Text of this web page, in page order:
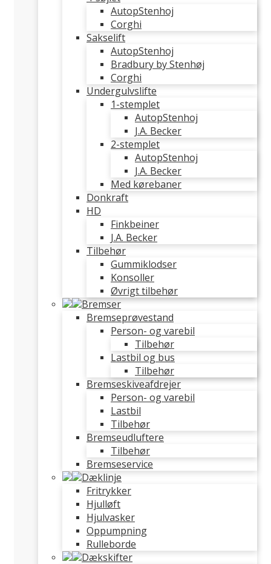
AutopStenhoj
Corghi
Sakselift
AutopStenhoj
Bradbury by Stenhøj
Corghi
Undergulvslifte
1-stemplet
AutopStenhoj
J.A. Becker
2-stemplet
AutopStenhoj
J.A. Becker
Med kørebaner
Donkraft
HD
Finkbeiner
J.A. Becker
Tilbehør
Gummiklodser
Konsoller
Øvrigt tilbehør
Bremser
Bremseprøvestand
Person- og varebil
Tilbehør
Lastbil og bus
Tilbehør
Bremseskiveafdrejer
Person- og varebil
Lastbil
Tilbehør
Bremseudluftere
Tilbehør
Bremseservice
Dæklinje
Fritrykker
Hjulløft
Hjulvasker
Oppumpning
Rulleborde
Dækskifter